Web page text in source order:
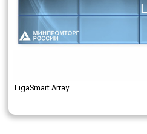
LigaSmart Array